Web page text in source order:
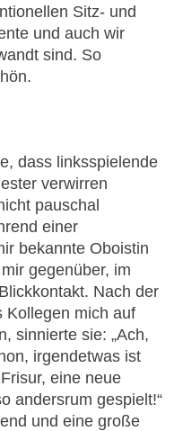
Sitz- und
und auch wir
sind. So
dass linksspielende
verwirren
pauschal
einer
bekannte Oboistin
gegenüber, im
Nach der
Kollegen mich auf
sinnierte sie: „Ach,
irgendetwas ist
eine neue
andersrum gespielt!“
und eine große